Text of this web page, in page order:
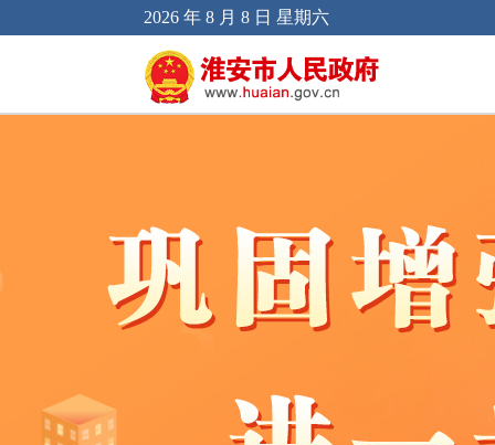
2026 年 8 月 8 日 星期六